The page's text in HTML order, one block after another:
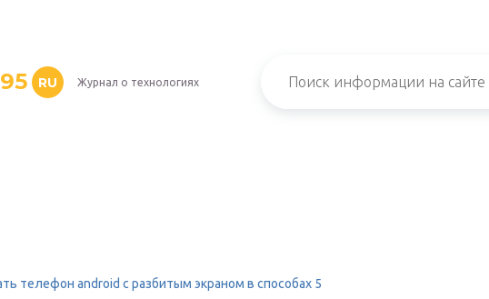
RU Журнал о технологиях
телефон android с разбитым экраном в способах 5